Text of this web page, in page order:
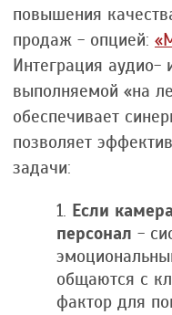
повышения
продаж - опцией:
Интеграция аудио-
выполняемой «на
обеспечивает
позволяет
задачи:
Если
персонал -
общаются с
фактор для